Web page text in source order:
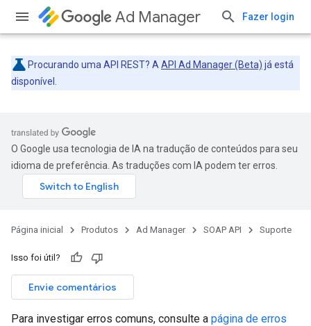
Ad Manager Fazer login
Procurando uma API REST? A API Ad Manager (Beta) já está
disponível.
O Google usa tecnologia de IA na tradução de conteúdos para seu
idioma de preferência. As traduções com IA podem ter erros.
Página inicial Produtos Ad Manager SOAP API Suporte
Isso foi útil?
Envie comentários
Para investigar erros comuns, consulte a página de erros